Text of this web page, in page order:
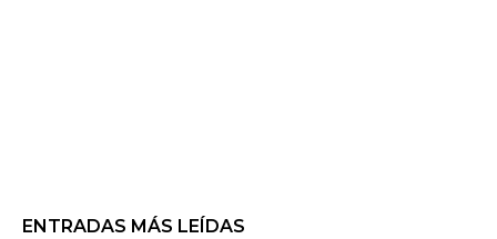
ENTRADAS MÁS LEÍDAS